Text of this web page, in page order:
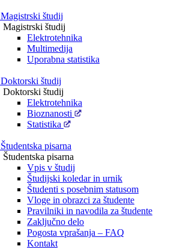
Magistrski študij
Magistrski študij
Elektrotehnika
Multimedija
Uporabna statistika
Doktorski študij
Doktorski študij
Elektrotehnika
Bioznanosti
Statistika
Študentska pisarna
Študentska pisarna
Vpis v študij
Študijski koledar in urnik
Študenti s posebnim statusom
Vloge in obrazci za študente
Pravilniki in navodila za študente
Zaključno delo
Pogosta vprašanja – FAQ
Kontakt